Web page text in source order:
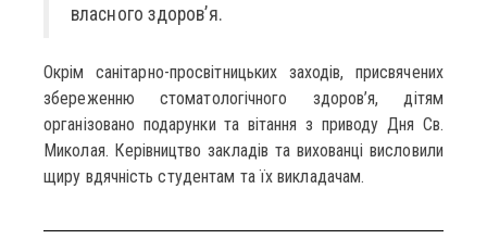
власного здоров’я.
Окрім санітарно-просвітницьких заходів, присвячених
збереженню стоматологічного здоров’я, дітям
організовано подарунки та вітання з приводу Дня Св.
Миколая. Керівництво закладів та вихованці висловили
щиру вдячність студентам та їх викладачам.